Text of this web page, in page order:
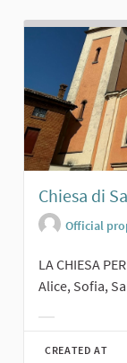
Chiesa di
Official
LA CHIESA
Alice, Sofia,
CREATED AT